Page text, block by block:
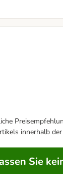
innerhalb
Sie